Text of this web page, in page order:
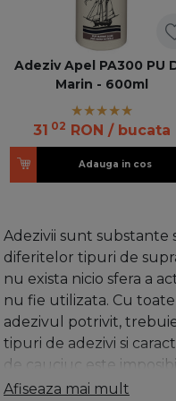
Adeziv Apel PA300 PU
Marin - 600ml
31 02 RON / bucata
Adauga in cos
Adezivii sunt substante
diferitelor tipuri de
nu exista nicio sfera a
nu fie utilizata. Cu
adezivul potrivit,
tipuri de adezivi si
de cauciuc este
percha si cauciuc
Afiseaza mai mult